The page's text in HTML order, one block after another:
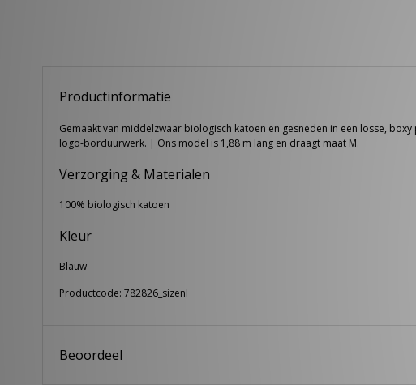
Productinformatie
Gemaakt van middelzwaar biologisch katoen en gesneden in een losse,
logo-borduurwerk. | Ons model is 1,88 m lang en draagt maat M.
Verzorging & Materialen
100% biologisch katoen
Kleur
Blauw
Productcode: 782826_sizenl
Beoordeel